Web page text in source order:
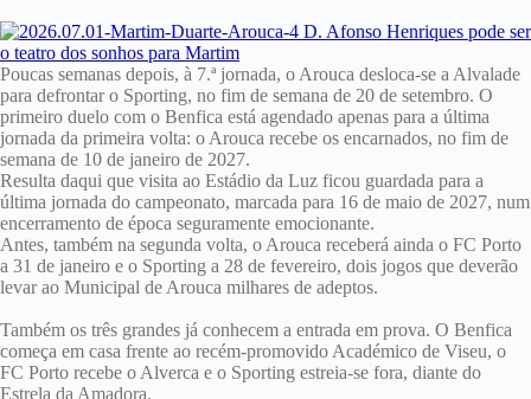
Poucas semanas depois, à 7.ª jornada, o Arouca desloca-se a Alvalade
para defrontar o Sporting, no fim de semana de 20 de setembro. O
primeiro duelo com o Benfica está agendado apenas para a última
jornada da primeira volta: o Arouca recebe os encarnados, no fim de
semana de 10 de janeiro de 2027.
Resulta daqui que visita ao Estádio da Luz ficou guardada para a
última jornada do campeonato, marcada para 16 de maio de 2027, num
encerramento de época seguramente emocionante.
Antes, também na segunda volta, o Arouca receberá ainda o FC Porto
a 31 de janeiro e o Sporting a 28 de fevereiro, dois jogos que deverão
levar ao Municipal de Arouca milhares de adeptos.
Também os três grandes já conhecem a entrada em prova. O Benfica
começa em casa frente ao recém-promovido Académico de Viseu, o
FC Porto recebe o Alverca e o Sporting estreia-se fora, diante do
Estrela da Amadora.